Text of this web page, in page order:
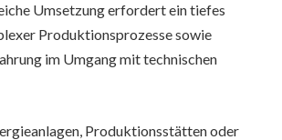
Umsetzung erfordert ein tiefes
Produktionsprozesse sowie
im Umgang mit technischen
Produktionsstätten oder